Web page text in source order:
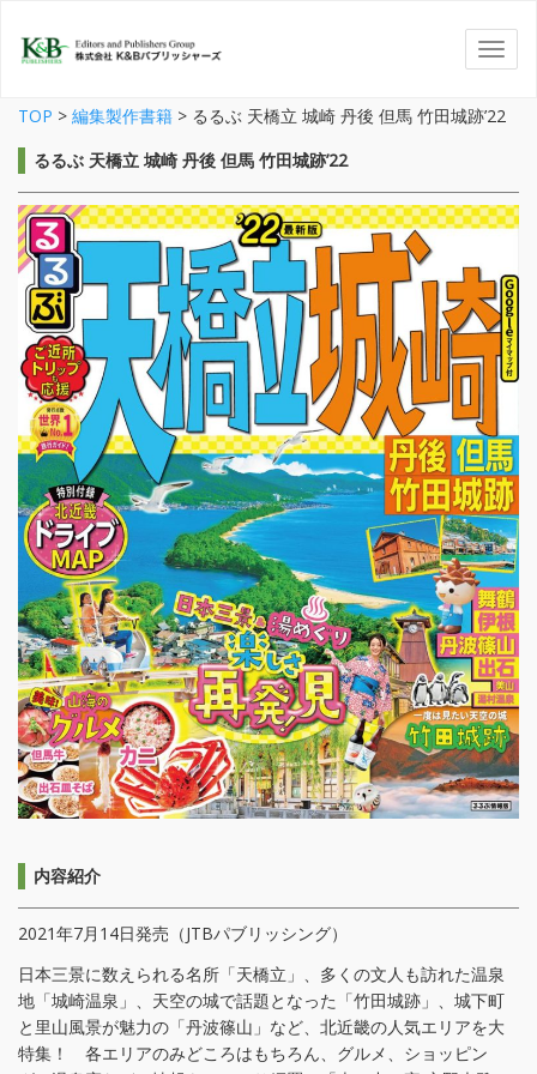
TOP > 編集製作書籍 > るるぶ 天橋立 城崎 丹後 但馬 竹田城跡’22
るるぶ 天橋立 城崎 丹後 但馬 竹田城跡’22
内容紹介
2021年7月14日発売（JTBパブリッシング）
日本三景に数えられる名所「天橋立」、多くの文人も訪れた温泉
地「城崎温泉」、天空の城で話題となった「竹田城跡」、城下町
と里山風景が魅力の「丹波篠山」など、北近畿の人気エリアを大
特集！ 各エリアのみどころはもちろん、グルメ、ショッピン